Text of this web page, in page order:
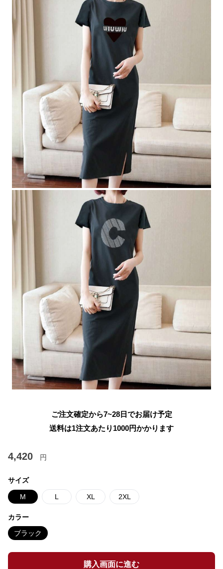
ご注文確定から7~28日でお届け予定
送料は1注文あたり 1000円かかります
4,420 円
サイズ
M L XL 2XL
カラー
ブラック
購入画面に進む